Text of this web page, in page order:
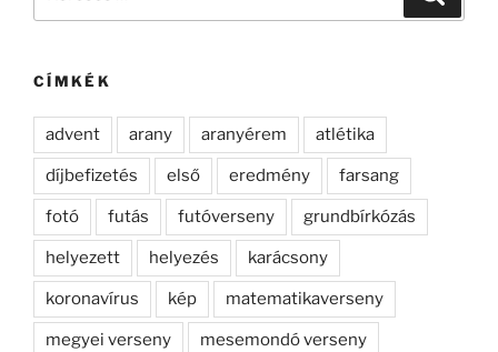
CÍMKÉK
advent arany aranyérem atlétika
díjbefizetés első eredmény farsang
fotó futás futóverseny grundbírkózás
helyezett helyezés karácsony
koronavírus kép matematikaverseny
megyei verseny mesemondó verseny